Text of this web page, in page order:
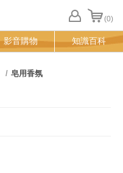
(0)
FB
登
影音購物 知識百科
皂用香氛